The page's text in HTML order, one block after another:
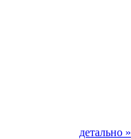
детально »